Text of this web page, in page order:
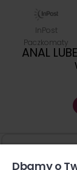
InPost
Paczkomaty
Dbamy o